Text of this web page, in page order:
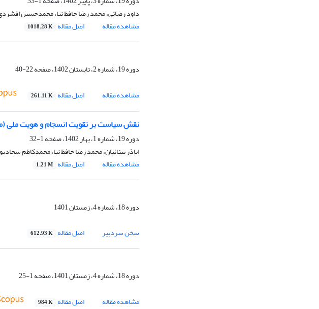
داود رضائی، محمد رضا حافظ نیا، محمدحسین
مشاهده مقاله
اصل مقاله 1018.28 K
دوره 19، شماره 2، تابستان 1402، صفحه
22-40
مشاهده مقاله
اصل مقاله 261.11 K
نقش سیاست بر تقویت انسجام و هویت ملی
دوره 19، شماره 1، بهار 1402، صفحه
1-32
اباذر بینائیان، محمد رضا حافظ نیا، محمدکاظم
مشاهده مقاله
اصل مقاله 1.21 M
دوره 18، شماره 4، زمستان 1401
سخن سردبیر
اصل مقاله 612.93 K
دوره 18، شماره 4، زمستان 1401، صفحه
1-25
مشاهده مقاله
اصل مقاله 984 K